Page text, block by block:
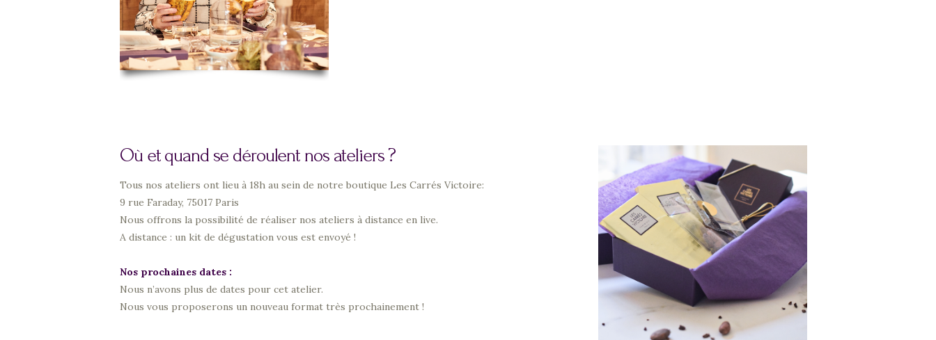
Où et quand se déroulent nos ateliers ?
Tous nos ateliers ont lieu à 18h au sein de notre boutique Les Carrés Victoire:
9 rue Faraday, 75017 Paris
Nous offrons la possibilité de réaliser nos ateliers à distance en live.
A distance : un kit de dégustation vous est envoyé !
Nos prochaines dates :
Nous n’avons plus de dates pour cet atelier.
Nous vous proposerons un nouveau format très prochainement !